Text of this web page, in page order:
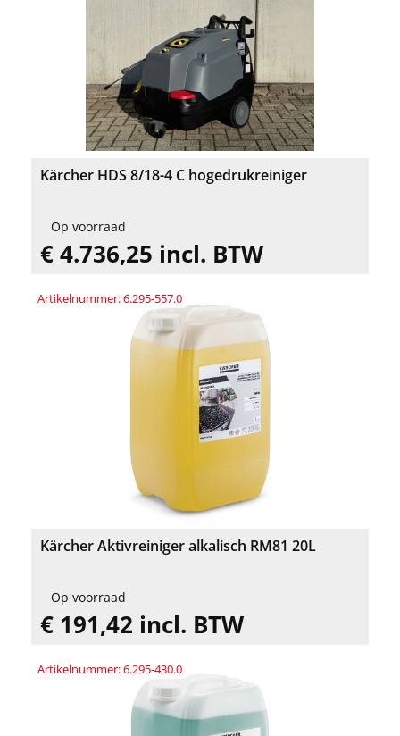
Kärcher HDS 8/18-4 C hogedrukreiniger
Op voorraad
€ 4.736,25 incl. BTW
Artikelnummer: 6.295-557.0
Kärcher Aktivreiniger alkalisch RM81 20L
Op voorraad
€ 191,42 incl. BTW
Artikelnummer: 6.295-430.0